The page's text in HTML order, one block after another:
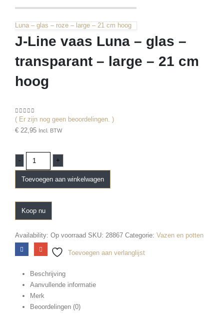
Luna – glas – roze – large – 21 cm hoog
J-Line vaas Luna – glas –
transparant – large – 21 cm
hoog
0 out of 5
( Er zijn nog geen beoordelingen. )
€ 22,95 Incl. BTW
- +
Toevoegen aan winkelwagen
Koop nu
Availability: Op voorraad SKU: 28867 Categorie: Vazen en potten
Toevoegen aan verlanglijst
Beschrijving
Aanvullende informatie
Merk
Beoordelingen (0)